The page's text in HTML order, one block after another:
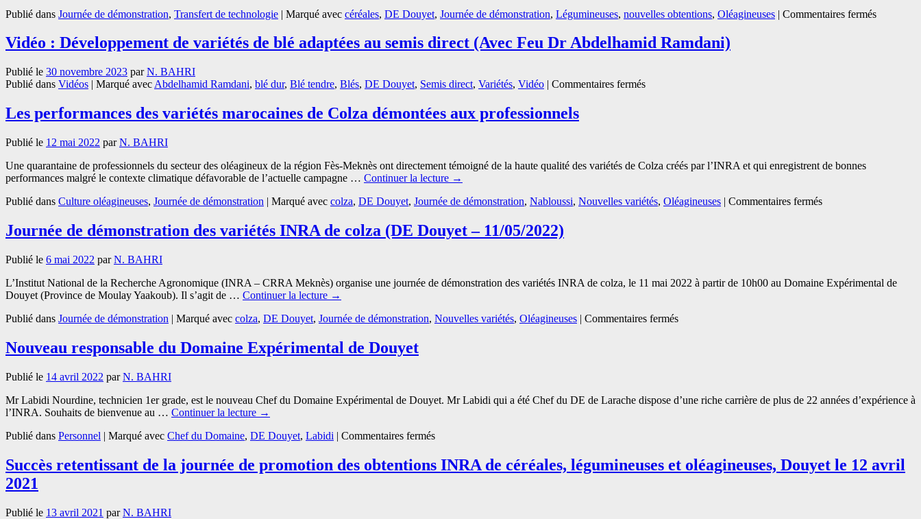
démontrées
Publié dans Journée de démonstration, Transfert de technologie | Marqué avec céréales, DE Douyet, Journée de démonstration, Légumineuses, nouvelles obtentions, Oléagineuses | Commentaires ferméssur
Vidéo : Développement de variétés de blé adaptées au semis direct (Avec Feu Dr Abdelhamid Ramdani)
Publié le 30 novembre 2023 par N. BAHRI
Publié dans Vidéos | Marqué avec Abdelhamid Ramdani, blé dur, Blé tendre, Blés, DE Douyet, Semis direct, Variétés, Vidéo | Commentaires ferméssur
blé
au
semis
Ramdani)
Les performances des variétés marocaines de Colza démontées aux professionnels
Publié le 12 mai 2022 par N. BAHRI
Une quarantaine de professionnels du secteur des oléagineux de la région Fès-Meknès ont directement témoigné de la haute qualité des variétés de Colza créés par l’INRA et qui enregistrent de bonnes
performances malgré le contexte climatique défavorable de l’actuelle campagne … Continuer la lecture →
Publié dans Culture oléagineuses, Journée de démonstration | Marqué avec colza, DE Douyet, Journée de démonstration, Nabloussi, Nouvelles variétés, Oléagineuses | Commentaires ferméssur
Colza
Journée de démonstration des variétés INRA de colza (DE Douyet – 11/05/2022)
Publié le 6 mai 2022 par N. BAHRI
L’Institut National de la Recherche Agronomique (INRA – CRRA Meknès) organise une journée de démonstration des variétés INRA de colza, le 11 mai 2022 à partir de 10h00 au Domaine Expérimental de
Douyet (Province de Moulay Yaakoub). Il s’agit de … Continuer la lecture →
Publié dans Journée de démonstration | Marqué avec colza, DE Douyet, Journée de démonstration, Nouvelles variétés, Oléagineuses | Commentaires ferméssur
de
11/05/2022)
Nouveau responsable du Domaine Expérimental de Douyet
Publié le 14 avril 2022 par N. BAHRI
Mr Labidi Nourdine, technicien 1er grade, est le nouveau Chef du Domaine Expérimental de Douyet. Mr Labidi qui a été Chef du DE de Larache dispose d’une riche carrière de plus de 22 années d’expérience à
l’INRA. Souhaits de bienvenue au … Continuer la lecture →
Publié dans Personnel | Marqué avec Chef du Domaine, DE Douyet, Labidi | Commentaires ferméssur
responsable
du
Succès retentissant de la journée de promotion des obtentions INRA de céréales, légumineuses et oléagineuses, Douyet le 12 avril
2021
Publié le 13 avril 2021 par N. BAHRI